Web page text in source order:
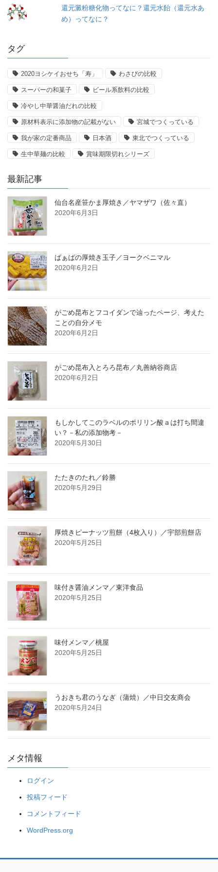
還元澱粉糖化物ってなに？還元水飴（還元水あ
め）ってなに？
タグ
2020ヨシケイおせち「寿」 わさびの比較
スーパーの和菓子 ビール系飲料の比較
冷やし中華醤油だれの比較
原材料表示に添加物の記載がない 宮城でつくっている
我が家の定番商品 日本酒 東北でつくっている
生中華麺の比較 賞味期限切れシリーズ
最新記事
仙台名産笹かま厚焼き／ヤマザワ（佐々直）
2020年6月3日
ばぁばの厚焼き玉子／ヨークベニマル
2020年6月2日
がごめ昆布とフコイダンで辿ったページ、考えた
ことの自分メモ
2020年6月2日
がごめ昆布入とろろ昆布／丸善納谷商店
2020年6月2日
もしかしてこのラベルのポリリン酸ａは打ち間違
い？－私の添加物考－
2020年5月30日
たたきのたれ／鈴勝
2020年5月29日
厚焼きピーナッツ煎餅（4枚入り）／宇部煎餅店
2020年5月25日
味付き醤油メンマ／東洋食品
2020年5月25日
味付メンマ／桃屋
2020年5月25日
うおきち君のうなぎ（蒲焼）／中日交友商会
2020年5月24日
メタ情報
ログイン
投稿フィード
コメントフィード
WordPress.org